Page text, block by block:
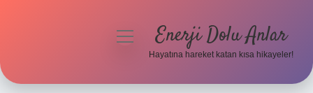
menüyüEnerji Dolu Anlar
Hayatına hareket katan kısa hikayeler!